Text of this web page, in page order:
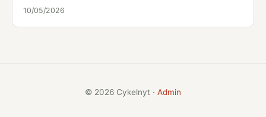
10/05/2026
© 2026 Cykelnyt · Admin